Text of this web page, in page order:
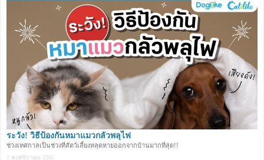
ระวัง! วิธีป้องกันหมาแมวกลัวพลุไฟ
ช่วงเทศกาลเป็นช่วงที่สัตว์เลี้ยงหลุดหายออกจากบ้านมากที่สุด!!
7 พฤศจิกายน 2565